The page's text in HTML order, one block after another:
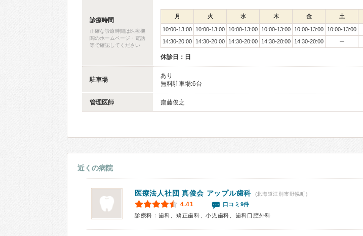
診療時間
正確な診療時間は医療機
関のホームページ・電話
等で確認してください
月 火 水 木 金 土
10:00-13:00 10:00-13:00 10:00-13:00 10:00-13:00 10:00-13:00 10:00-13:00
14:30-20:00
14:30-20:00 14:30-20:00 14:30-20:00 14:30-20:00 ー
休診日：日
駐車場
あり
無料駐車場:6台
管理医師 齋藤俊之
近くの病院
医療法人社団 真俊会 アップル歯科 (北海道江別市野幌町)
4.41
口コミ9件
診療科：歯科、矯正歯科、小児歯科、歯科口腔外科